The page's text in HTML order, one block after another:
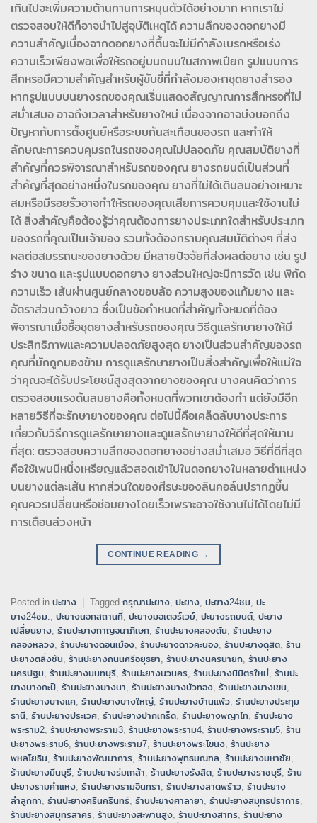
เกินไปจะเพิ่มความต้านทานการหมุนตัวได้อย่างมาก หากเราไม่
ตรวจสอบให้ดีก็อาจนำไปสู่อุบัติเหตุได้ ความลึกของดอกยางมี
ความสำคัญเนื่องจากดอกยางที่ตื้นจะไม่มีกำลังเบรกหรือเร่ง
ความเร็วเพียงพอเพื่อให้รถอยู่บนถนนในสภาพเปียก รูปแบบการ
สึกหรอมีความสำคัญสำหรับผู้ขับขี่ที่กำลังมองหาชุดยางสำรอง
หากรูปแบบบนยางรถของคุณเริ่มแสดงสัญญาณการสึกหรอที่ไม่
สม่ำเสมอ อาจถึงเวลาสำหรับยางใหม่ เนื่องจากอาจบ่งบอกถึง
ปัญหากับการตั้งศูนย์หรือระบบกันสะเทือนของรถ และทำให้
ลักษณะการควบคุมรถในรถของคุณไม่ปลอดภัย คุณสมบัติยางที่
สำคัญที่ควรพิจารณาสำหรับรถของคุณ ยางรถยนต์เป็นส่วนที่
สำคัญที่สุดอย่างหนึ่งในรถของคุณ ยางที่ไม่ได้เติมลมอย่างเหมาะ
สมหรือมีรอยรั่วอาจทำให้รถของคุณเสียการควบคุมและใช้งานไม่
ได้ สิ่งสำคัญคือต้องรู้ว่าคุณต้องการยางประเภทใดสำหรับประเภท
ของรถที่คุณเป็นเจ้าของ รวมทั้งต้องทราบคุณสมบัติต่างๆ ที่ส่ง
ผลต่อสมรรถนะของยางด้วย มีหลายปัจจัยที่ส่งผลต่อยาง เช่น รูป
ร่าง ขนาด และรูปแบบดอกยาง ยางส่วนใหญ่จะมีการวัด เช่น พิกัด
ความเร็ว เส้นผ่านศูนย์กลางขอบล้อ ความสูงของแก้มยาง และ
อัตราส่วนกว้างยาว ซึ่งเป็นข้อกำหนดที่สำคัญทั้งหมดที่ต้อง
พิจารณาเมื่อซื้อชุดยางสำหรับรถของคุณ วิธีดูแลรักษายางให้มี
ประสิทธิภาพและความปลอดภัยสูงสุด ยางเป็นส่วนสำคัญของรถ
คุณที่มักถูกมองข้าม การดูแลรักษายางเป็นสิ่งสำคัญเพื่อให้แน่ใจ
ว่าคุณจะได้รับประโยชน์สูงสุดจากยางของคุณ บางคนคิดว่าการ
ตรวจสอบแรงดันลมยางคือทั้งหมดที่พวกเขาต้องทำ แต่ยังมีอีก
หลายวิธีที่จะรักษายางของคุณ ต่อไปนี้คือเคล็ดลับบางประการ
เกี่ยวกับวิธีการดูแลรักษายางและดูแลรักษายางให้ดีที่สุดให้นาน
ที่สุด: ตรวจสอบความลึกของดอกยางอย่างสม่ำเสมอ วิธีที่ดีที่สุด
คือใช้เพนนีหนึ่งเหรียญแล้วสอดเข้าไปในดอกยางในหลายตำแหน่ง
บนยางแต่ละเส้น หากส่วนใดของศีรษะของลินคอล์นปรากฏขึ้น
คุณควรเปลี่ยนหรือซ่อมยางโดยเร็วเพราะอาจใช้งานไม่ได้โดยไม่มี
การเตือนล่วงหน้า
CONTINUE READING →
Posted in ปะยาง Tagged กรุณาปะยาง, ปะยาง, ปะยาง24ชม, ปะ
ยาง24ชม., ปะยางนอกสถานที่, ปะยางมอเตอร์เวย์, ปะยางรถยนต์, ปะยาง
เปลี่ยนยาง, ร้านปะยางกาญจนาภิเษก, ร้านปะยางคลองตัน, ร้านปะยาง
คลองหลวง, ร้านปะยางดอนเมือง, ร้านปะยางดาวคะนอง, ร้านปะยางดุสิต, ร้าน
ปะยางตลิ่งชัน, ร้านปะยางถนนศรีอยุธยา, ร้านปะยางนครนายก, ร้านปะยาง
นครปฐม, ร้านปะยางนนทบุรี, ร้านปะยางนวนคร, ร้านปะยางนิมิตรใหม่, ร้านปะ
ยางบางกะปิ, ร้านปะยางบางนา, ร้านปะยางบางบัวทอง, ร้านปะยางบางเขน,
ร้านปะยางบางแค, ร้านปะยางบางใหญ่, ร้านปะยางบ้านแพ้ว, ร้านปะยางประทุม
ธานี, ร้านปะยางประเวศ, ร้านปะยางปากเกร็ด, ร้านปะยางพญาไท, ร้านปะยาง
พระราม2, ร้านปะยางพระราม3, ร้านปะยางพระราม4, ร้านปะยางพระราม5, ร้าน
ปะยางพระราม6, ร้านปะยางพระราม7, ร้านปะยางพระโขนง, ร้านปะยาง
พหลโยธิน, ร้านปะยางพัฒนาการ, ร้านปะยางพุทธมณฑล, ร้านปะยางมหาชัย,
ร้านปะยางมีนบุรี, ร้านปะยางร่มเกล้า, ร้านปะยางรังสิต, ร้านปะยางราชบุรี, ร้าน
ปะยางรามคำแหง, ร้านปะยางรามอินทรา, ร้านปะยางลาดพร้าว, ร้านปะยาง
ลำลูกกา, ร้านปะยางศรีนครินทร์, ร้านปะยางศาลายา, ร้านปะยางสมุทรปราการ,
ร้านปะยางสมุทรสาคร, ร้านปะยางสะพานสูง, ร้านปะยางสาทร, ร้านปะยาง